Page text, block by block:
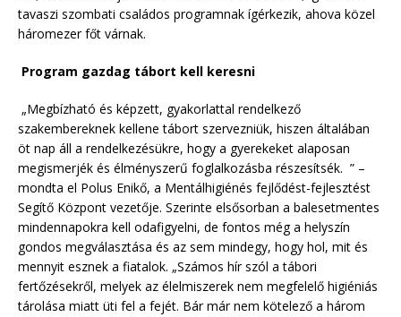
tavaszi szombati családos programnak ígérkezik, ahova közel
háromezer főt várnak.
Program gazdag tábort kell keresni
„Megbízható és képzett, gyakorlattal rendelkező
szakembereknek kellene tábort szervezniük, hiszen általában
öt nap áll a rendelkezésükre, hogy a gyerekeket alaposan
megismerjék és élményszerű foglalkozásba részesítsék. ” –
mondta el Polus Enikő, a Mentálhigiénés fejlődést-fejlesztést
Segítő Központ vezetője. Szerinte elsősorban a balesetmentes
mindennapokra kell odafigyelni, de fontos még a helyszín
gondos megválasztása és az sem mindegy, hogy hol, mit és
mennyit esznek a fiatalok. „Számos hír szól a tábori
fertőzésekről, melyek az élelmiszerek nem megfelelő higiéniás
tárolása miatt üti fel a fejét. Bár már nem kötelező a három